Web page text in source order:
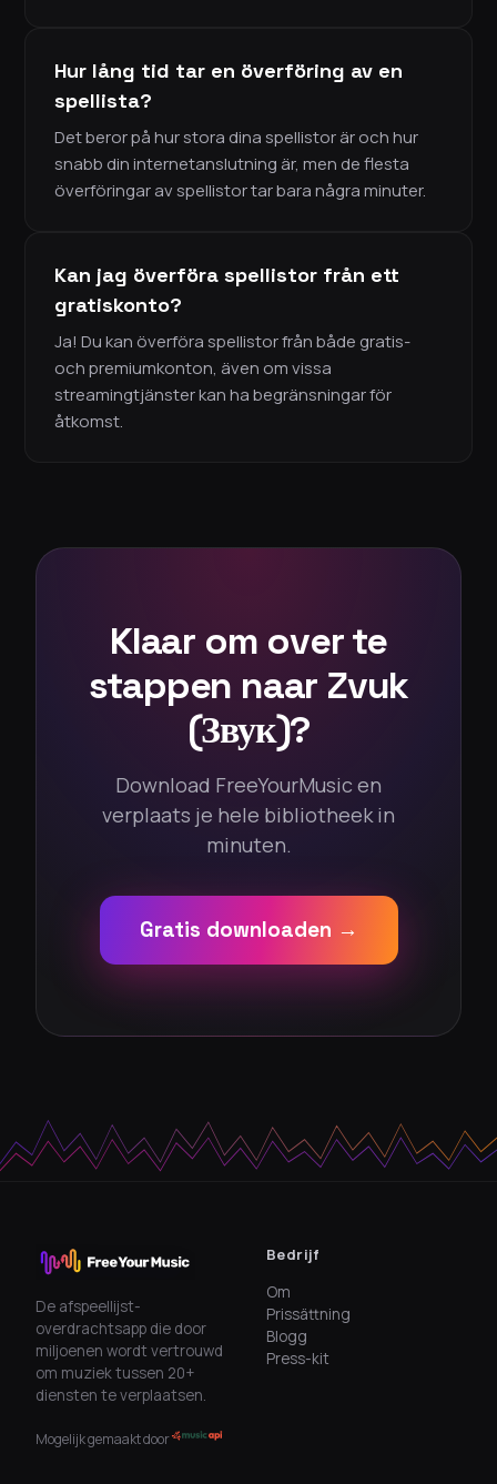
Hur lång tid tar en överföring av en
spellista?
Det beror på hur stora dina spellistor är och hur
snabb din internetanslutning är, men de flesta
överföringar av spellistor tar bara några minuter.
Kan jag överföra spellistor från ett
gratiskonto?
Ja! Du kan överföra spellistor från både gratis-
och premiumkonton, även om vissa
streamingtjänster kan ha begränsningar för
åtkomst.
Klaar om over te
stappen naar Zvuk
(Звук)?
Download FreeYourMusic en
verplaats je hele bibliotheek in
minuten.
Gratis downloaden →
De afspeellijst-
overdrachtsapp die door
miljoenen wordt vertrouwd
om muziek tussen 20+
diensten te verplaatsen.
Mogelijk gemaakt door
Bedrijf
Om
Prissättning
Blogg
Press-kit